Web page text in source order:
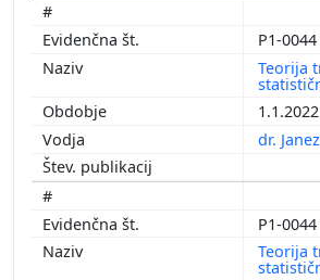
P1-0044
Teorija
dr.
P1-0044
Teorija